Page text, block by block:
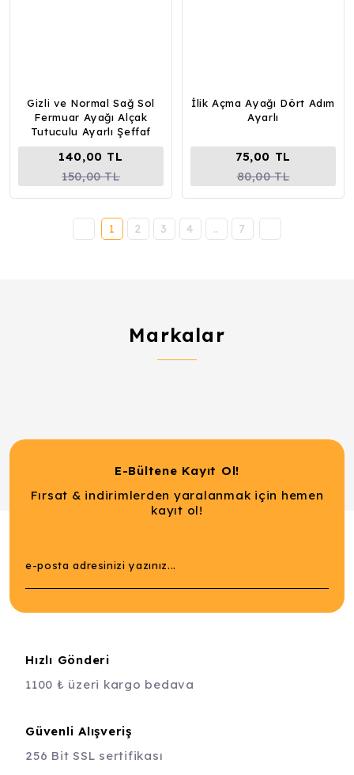
Gizli ve Normal Sağ Sol
Fermuar Ayağı Alçak
Tutuculu Ayarlı Şeffaf
Takipli
140,00 TL
150,00 TL
İlik Açma Ayağı Dört Adım
Ayarlı
75,00 TL
80,00 TL
1 2 3 4 .. 7
Markalar
E-Bültene Kayıt Ol!
Fırsat & indirimlerden yaralanmak için hemen
kayıt ol!
Hızlı Gönderi
1100 ₺ üzeri kargo bedava
Güvenli Alışveriş
256 Bit SSL sertifikası